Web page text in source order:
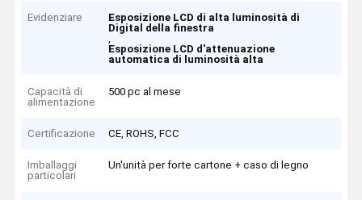
Evidenziare
Esposizione LCD di alta luminosità di
Digital della finestra
,
Esposizione LCD d'attenuazione
automatica di luminosità alta
Capacità di
alimentazione
500 pc al mese
Certificazione CE, ROHS, FCC
Imballaggi
particolari
Un'unità per forte cartone + caso di legno